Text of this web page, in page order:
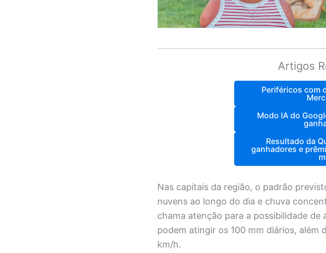
Artigos
Periféricos com
Modo IA do
Resultado da
ganhadores e
Nas capitais da região, o padrão
nuvens ao longo do dia e chuva
chama atenção para a possibilidade de
podem atingir os 100 mm diários, além
km/h.